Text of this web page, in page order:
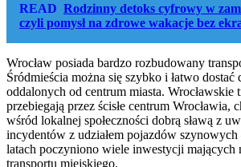
READ Rodzinny detoks cyfrowy w
czyli pomysł na zdrowe wakacje bez
Wrocław posiada bardzo rozbudowany
Śródmieścia można się szybko i łatwo
oddalonych od centrum miasta. Wrocławskie
przebiegają przez ścisłe centrum Wrocławia,
wśród lokalnej społeczności dobrą sławą z
incydentów z udziałem pojazdów
latach poczyniono wiele inwestycji mających
transportu miejskiego.